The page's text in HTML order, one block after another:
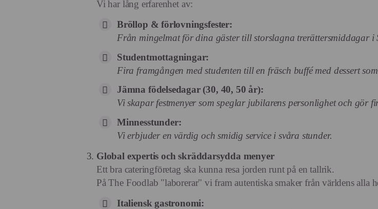
Vi har lång erfarenhet av:
Bröllop & förlovningsfester:
Från mingelmat för dina gäster till storslagna trerättersmiddagar i
Studentmottagningar:
Fira framgången med studenten till en fräsch buffé med dessert
Jämna födelsedagar (30, 40, 50 år):
Vi skapar festmenyer som speglar jubilarens personlighet och gör
Minnesstunder:
Vi erbjuder en värdig och smidig service i svåra stunder.
Global expertis och skräddarsydda menyer
Ett bra cateringföretag ska kunna resa jorden runt på en tallrik.
På The Foodlab "laborerar" vi fram autentiska smaker från världens alla
Italiensk gastronomi: